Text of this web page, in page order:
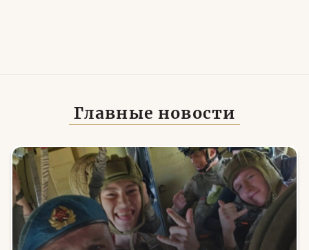
Главные новости